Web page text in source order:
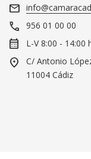
mail
call 956 01 00 00
calendar_month L-V 8:00 - 14:00
location_on
C/ Antonio
11004 Cádiz